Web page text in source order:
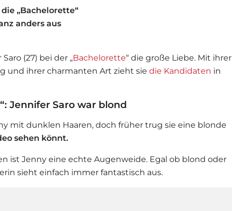
„Bachelorette“
anders aus
(27) bei der „Bachelorette“ die große Liebe. Mit ihrer
und ihrer charmanten Art zieht sie die Kandidaten in
Jennifer Saro war blond
mit dunklen Haaren, doch früher trug sie eine blonde
sehen könnt.
ist Jenny eine echte Augenweide. Egal ob blond oder
sieht einfach immer fantastisch aus.